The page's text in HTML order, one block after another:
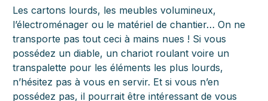
Les cartons lourds, les meubles volumineux,
l’électroménager ou le matériel de chantier… On ne
transporte pas tout ceci à mains nues ! Si vous
possédez un diable, un chariot roulant voire un
transpalette pour les éléments les plus lourds,
n’hésitez pas à vous en servir. Et si vous n’en
possédez pas, il pourrait être intéressant de vous